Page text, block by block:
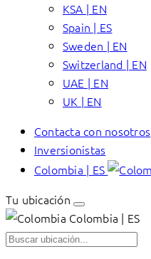
KSA | EN
Spain | ES
Sweden | EN
Switzerland | EN
UAE | EN
UK | EN
Contacta con nosotros
Inversionistas
Colombia | ES
Tu ubicación
Colombia | ES